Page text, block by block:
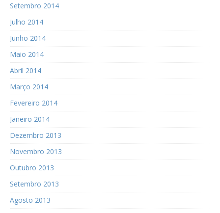
Setembro 2014
Julho 2014
Junho 2014
Maio 2014
Abril 2014
Março 2014
Fevereiro 2014
Janeiro 2014
Dezembro 2013
Novembro 2013
Outubro 2013
Setembro 2013
Agosto 2013